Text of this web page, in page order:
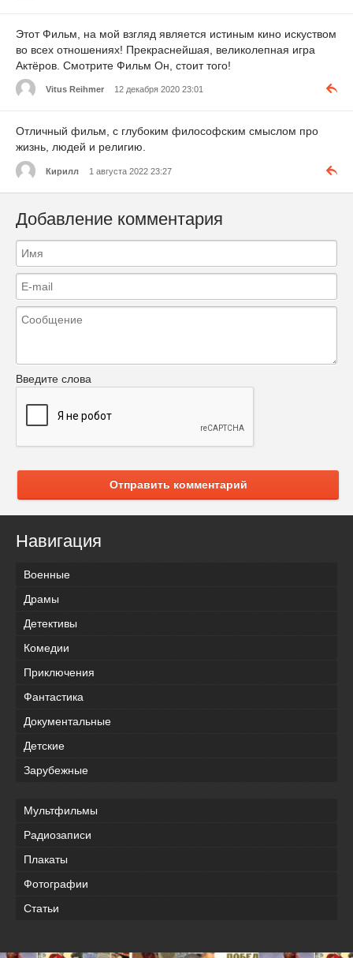
Этот Фильм, на мой взгляд является истиным кино искуством
во всех отношениях! Прекраснейшая, великолепная игра
Актёров. Смотрите Фильм Он, стоит того!
Vitus Reihmer 12 декабря 2020 23:01
Отличный фильм, с глубоким философским смыслом про
жизнь, людей и религию.
Кирилл 1 августа 2022 23:27
Добавление комментария
Введите слова
Отправить комментарий
Навигация
Военные
Драмы
Детективы
Комедии
Приключения
Фантастика
Документальные
Детские
Зарубежные
Мультфильмы
Радиозаписи
Плакаты
Фотографии
Статьи